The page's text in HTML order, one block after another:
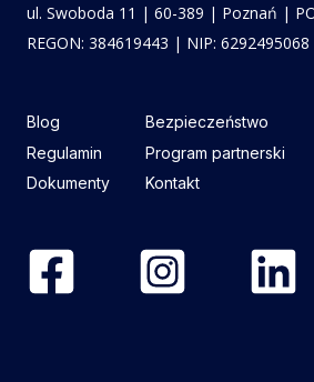
ul. Swoboda 11 | 60-389 | Poznań |
REGON: 384619443 | NIP:
Blog
Regulamin
Dokumenty
Bezpieczeństwo
Program partnerski
Kontakt